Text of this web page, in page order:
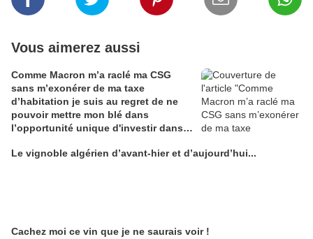
Vous aimerez aussi
Comme Macron m’a raclé ma CSG
sans m’exonérer de ma taxe
d’habitation je suis au regret de ne
pouvoir mettre mon blé dans
l’opportunité unique d'investir dans
Alain Edouard
Le vignoble algérien d’avant-hier et d’aujourd’hui...
Cachez moi ce vin que je ne saurais voir !